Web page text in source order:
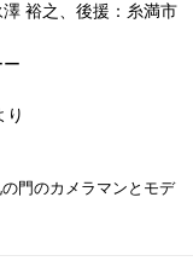
裕之、後援：糸満市
の門のカメラマンとモデ